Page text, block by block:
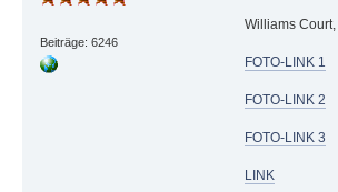
Beiträge: 6246
Williams
FOTO-LINK 1
FOTO-LINK 2
FOTO-LINK 3
LINK